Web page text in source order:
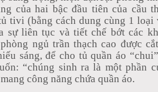
của hai bậc đầu tiên của cầu
tivi (bằng cách dung cùng 1 loại
sự liên tục và tiết chế bớt các
ngủ trần thạch cao được
sáng, để cho tủ quần áo
“chúng sinh ra là một phần
mang công năng chứa quần áo.